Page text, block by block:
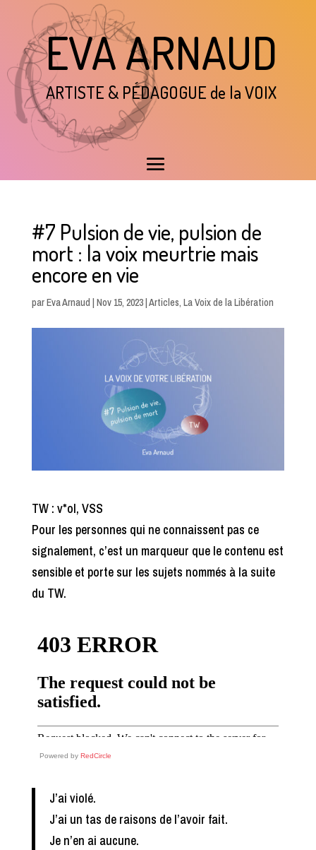
EVA ARNAUD
ARTISTE & PÉDAGOGUE de la VOIX
#7 Pulsion de vie, pulsion de
mort : la voix meurtrie mais
encore en vie
parEva Arnaud | Nov 15, 2023|Articles, La Voix de la Libération
TW : v*ol, VSS
Pour les personnes qui ne connaissent pas ce
signalement, c’est un marqueur que le contenu est
sensible et porte sur les sujets nommés à la suite
du TW.
Powered by RedCircle
J’ai violé.
J’ai un tas de raisons de l’avoir fait.
Je n’en ai aucune.